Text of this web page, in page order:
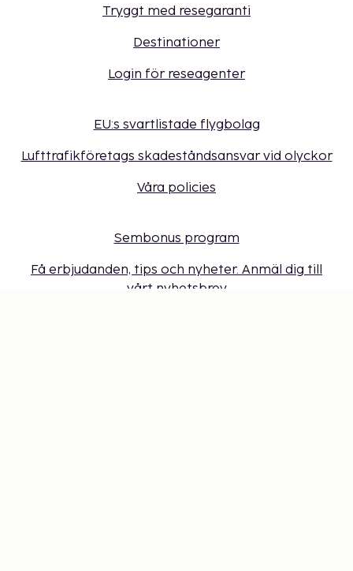
Tryggt med resegaranti
Destinationer
Login för reseagenter
EU:s svartlistade flygbolag
Lufttrafikföretags skadeståndsansvar vid olyckor
Våra policies
Sembonus program
Få erbjudanden, tips och nyheter. Anmäl dig till
vårt nyhetsbrev